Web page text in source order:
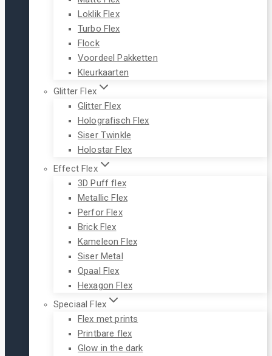
Loklik Flex
Turbo Flex
Flock
Voordeel Pakketten
Kleurkaarten
Glitter Flex
Glitter Flex
Holografisch Flex
Siser Twinkle
Holostar Flex
Effect Flex
3D Puff flex
Metallic Flex
Perfor Flex
Brick Flex
Kameleon Flex
Siser Metal
Opaal Flex
Hexagon Flex
Speciaal Flex
Flex met prints
Printbare flex
Glow in the dark